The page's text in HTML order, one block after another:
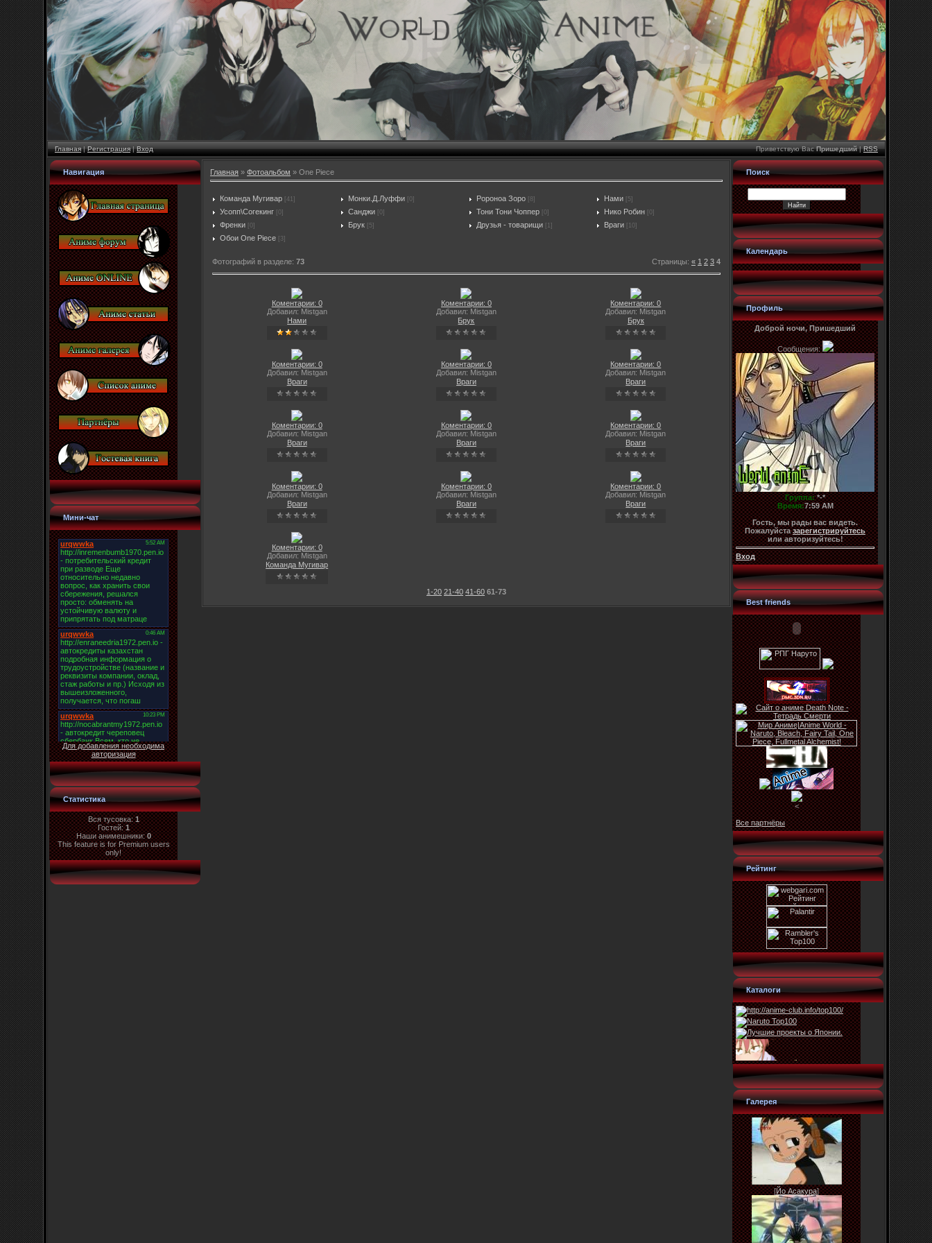
Главная|Регистрация|Вход Приветствую Вас Пришедший|RSS
Навигация
Мини-чат
Для добавления необходима
авторизация
Статистика
Вся тусовка:1
Гостей:1
Наши анимешники:0
This feature is for Premium users
only!
Главная » Фотоальбом » One Piece
Команда Мугивар [41] Монки.Д.Луффи [0] Ророноа Зоро [8] Нами [5]
Усопп\Согекинг [0] Санджи [0] Тони Тони Чоппер [0] Нико Робин [0]
Френки [0] Брук [5] Друзья - товарищи [1] Враги [10]
Обои One Piece [3]
Фотографий в разделе: 73 Страницы: « 1 2 3 4
Коментарии: 0
Добавил: Mistgan
Нами
Коментарии: 0
Добавил: Mistgan
Брук
Коментарии: 0
Добавил: Mistgan
Брук
Коментарии: 0
Добавил: Mistgan
Враги
Коментарии: 0
Добавил: Mistgan
Враги
Коментарии: 0
Добавил: Mistgan
Враги
Коментарии: 0
Добавил: Mistgan
Враги
Коментарии: 0
Добавил: Mistgan
Враги
Коментарии: 0
Добавил: Mistgan
Враги
Коментарии: 0
Добавил: Mistgan
Враги
Коментарии: 0
Добавил: Mistgan
Враги
Коментарии: 0
Добавил: Mistgan
Враги
Коментарии: 0
Добавил: Mistgan
Команда Мугивар
1-20 21-40 41-60 61-73
Поиск
Календарь
Профиль
Доброй ночи, Пришедший
Сообщения:
Группа: *-*
Время:7:59 AM
Гость, мы рады вас видеть.
Пожалуйстазарегистрируйтесь
или авторизуйтесь!
Вход
Best friends
<
Все партнёры
Рейтинг
Каталоги
Галерея
[Йо Асакура]